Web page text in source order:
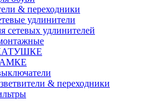
& переходники
удлинители
сетевых удлинителей
& переходники